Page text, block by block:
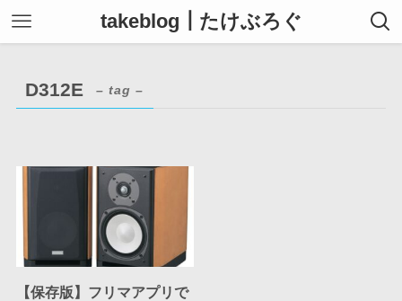
takeblog┃たけぶろぐ
D312E – tag –
【保存版】フリマアプリで